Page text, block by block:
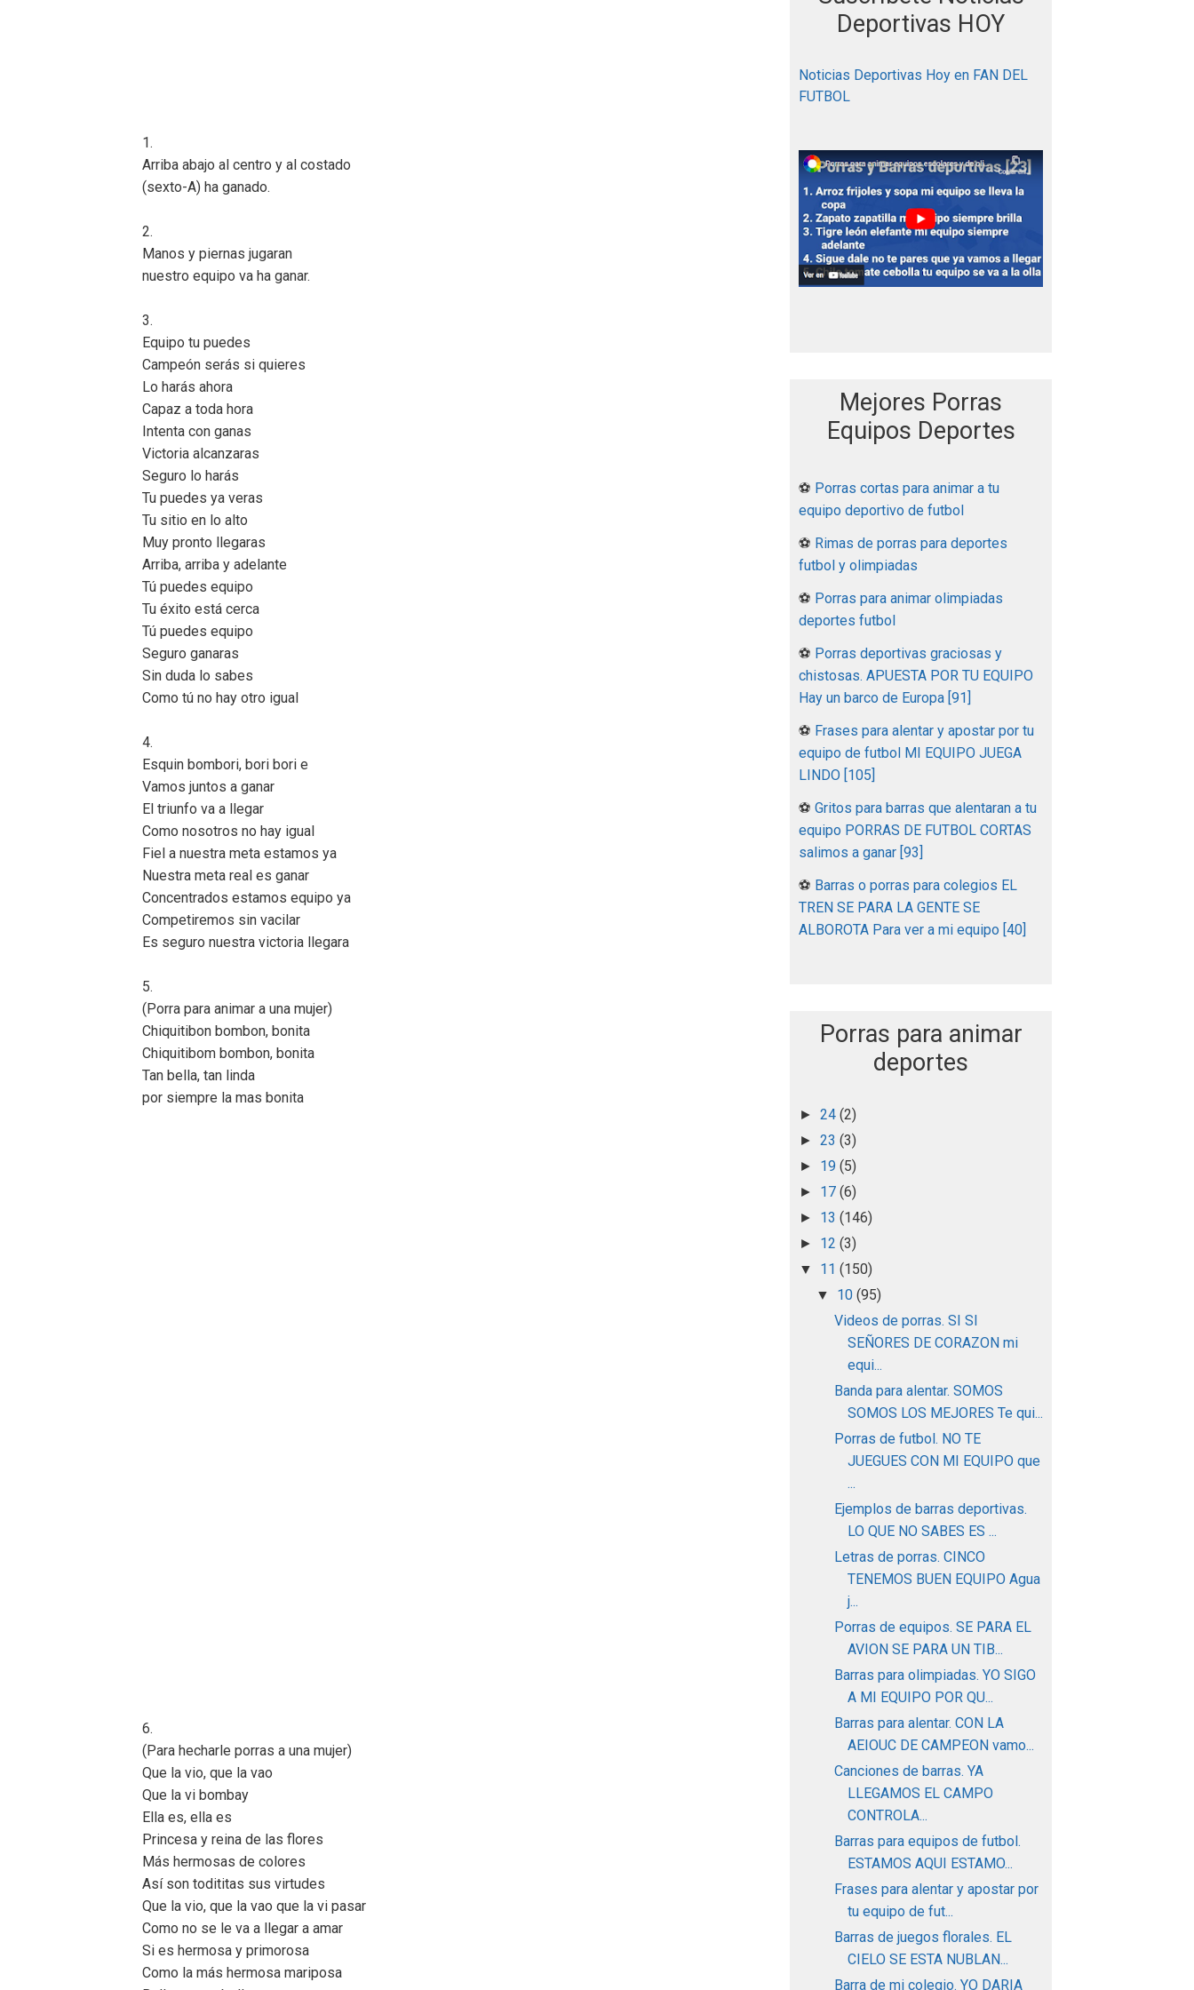
1.
Arriba abajo al centro y al costado
(sexto-A) ha ganado.
2.
Manos y piernas jugaran
nuestro equipo va ha ganar.
3.
Equipo tu puedes
Campeón serás si quieres
Lo harás ahora
Capaz a toda hora
Intenta con ganas
Victoria alcanzaras
Seguro lo harás
Tu puedes ya veras
Tu sitio en lo alto
Muy pronto llegaras
Arriba, arriba y adelante
Tú puedes equipo
Tu éxito está cerca
Tú puedes equipo
Seguro ganaras
Sin duda lo sabes
Como tú no hay otro igual
4.
Esquin bombori, bori bori e
Vamos juntos a ganar
El triunfo va a llegar
Como nosotros no hay igual
Fiel a nuestra meta estamos ya
Nuestra meta real es ganar
Concentrados estamos equipo ya
Competiremos sin vacilar
Es seguro nuestra victoria llegara
5.
(Porra para animar a una mujer)
Chiquitibon bombon, bonita
Chiquitibom bombon, bonita
Tan bella, tan linda
por siempre la mas bonita
6.
(Para hecharle porras a una mujer)
Que la vio, que la vao
Que la vi bombay
Ella es, ella es
Princesa y reina de las flores
Más hermosas de colores
Así son todititas sus virtudes
Que la vio, que la vao que la vi pasar
Como no se le va a llegar a amar
Si es hermosa y primorosa
Como la más hermosa mariposa
Deportivas HOY
Noticias Deportivas Hoy en FAN DEL
FUTBOL
Mejores Porras
Equipos Deportes
⚽ Porras cortas para animar a tu
equipo deportivo de futbol
⚽ Rimas de porras para deportes
futbol y olimpiadas
⚽ Porras para animar olimpiadas
deportes futbol
⚽ Porras deportivas graciosas y
chistosas. APUESTA POR TU EQUIPO
Hay un barco de Europa [91]
⚽ Frases para alentar y apostar por tu
equipo de futbol MI EQUIPO JUEGA
LINDO [105]
⚽ Gritos para barras que alentaran a tu
equipo PORRAS DE FUTBOL CORTAS
salimos a ganar [93]
⚽ Barras o porras para colegios EL
TREN SE PARA LA GENTE SE
ALBOROTA Para ver a mi equipo [40]
Porras para animar
deportes
► 24 (2)
► 23 (3)
► 19 (5)
► 17 (6)
► 13 (146)
► 12 (3)
▼ 11 (150)
▼ 10(95)
Videos de porras. SI SI
SEÑORES DE CORAZON mi
equi...
Banda para alentar. SOMOS
SOMOS LOS MEJORES Te qui...
Porras de futbol. NO TE
JUEGUES CON MI EQUIPO que
...
Ejemplos de barras deportivas.
LO QUE NO SABES ES ...
Letras de porras. CINCO
TENEMOS BUEN EQUIPO Agua
j...
Porras de equipos. SE PARA EL
AVION SE PARA UN TIB...
Barras para olimpiadas. YO SIGO
A MI EQUIPO POR QU...
Barras para alentar. CON LA
AEIOUC DE CAMPEON vamo...
Canciones de barras. YA
LLEGAMOS EL CAMPO
CONTROLA...
Barras para equipos de futbol.
ESTAMOS AQUI ESTAMO...
Frases para alentar y apostar por
tu equipo de fut...
Barras de juegos florales. EL
CIELO SE ESTA NUBLAN...
Barra de mi colegio. YO DARIA